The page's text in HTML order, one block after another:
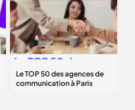
Le TOP 50 des
agences de
communication à